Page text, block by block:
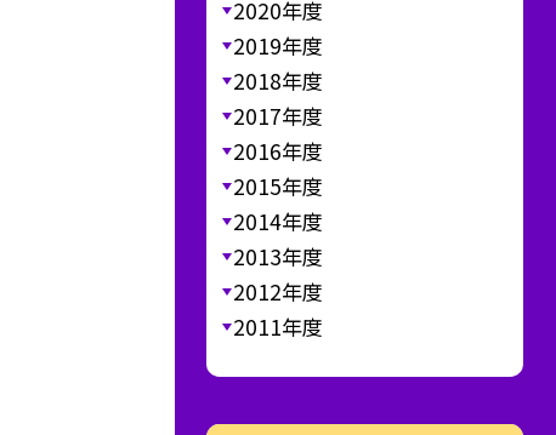
2020年度
2019年度
2018年度
2017年度
2016年度
2015年度
2014年度
2013年度
2012年度
2011年度